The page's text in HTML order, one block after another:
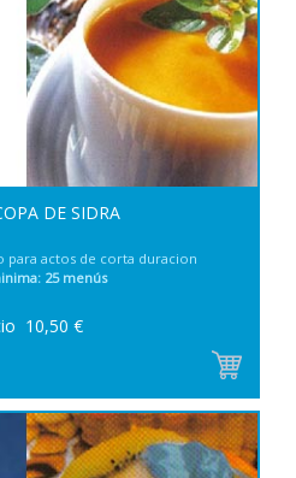
DE SIDRA
para actos de corta duracion
25 menús
10,50 €